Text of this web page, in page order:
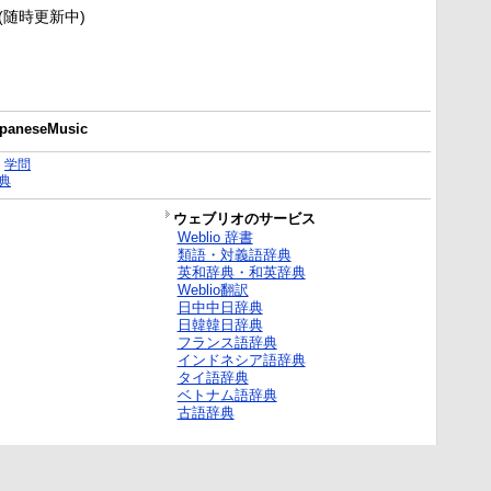
時更新中)
学問
ウェブリオのサービス
Weblio 辞書
類語・対義語辞典
英和辞典・和英辞典
Weblio翻訳
日中中日辞典
日韓韓日辞典
フランス語辞典
インドネシア語辞典
タイ語辞典
ベトナム語辞典
古語辞典